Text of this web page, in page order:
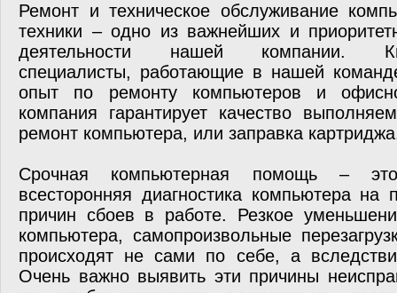
Ремонт и техническое обслуживание
техники – одно из важнейших и
деятельности нашей компании.
специалисты, работающие в нашей
опыт по ремонту компьютеров и
компания гарантирует качество
ремонт компьютера, или заправка
Срочная компьютерная помощь –
всесторонняя диагностика компьютера на
причин сбоев в работе. Резкое
компьютера, самопроизвольные
происходят не сами по себе, а
Очень важно выявить эти причины